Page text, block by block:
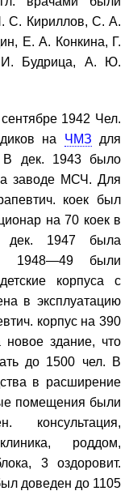
С. Кириллов, С. А.
Е. А. Конкина, Г.
И. Будрица, А. Ю.
1942 Чел.
на ЧМЗ для
В дек. 1943 было
заводе МСЧ. Для
коек был
на 70 коек в
дек. 1947 была
1948—49 были
корпуса с
в эксплуатацию
корпус на 390
новое здание, что
до 1500 чел. В
в расширение
помещения были
консультация,
роддом,
3 оздоровит.
доведен до 1105